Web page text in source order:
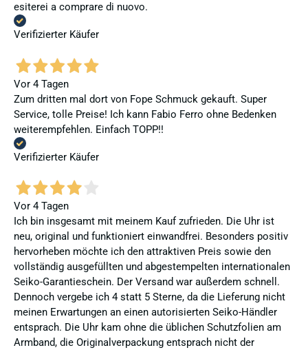
esiterei a comprare di nuovo.
Verifizierter Käufer
Vor 4 Tagen
Zum dritten mal dort von Fope Schmuck gekauft. Super
Service, tolle Preise! Ich kann Fabio Ferro ohne Bedenken
weiterempfehlen. Einfach TOPP!!
Verifizierter Käufer
Vor 4 Tagen
Ich bin insgesamt mit meinem Kauf zufrieden. Die Uhr ist
neu, original und funktioniert einwandfrei. Besonders positiv
hervorheben möchte ich den attraktiven Preis sowie den
vollständig ausgefüllten und abgestempelten internationalen
Seiko-Garantieschein. Der Versand war außerdem schnell.
Dennoch vergebe ich 4 statt 5 Sterne, da die Lieferung nicht
meinen Erwartungen an einen autorisierten Seiko-Händler
entsprach. Die Uhr kam ohne die üblichen Schutzfolien am
Armband, die Originalverpackung entsprach nicht der